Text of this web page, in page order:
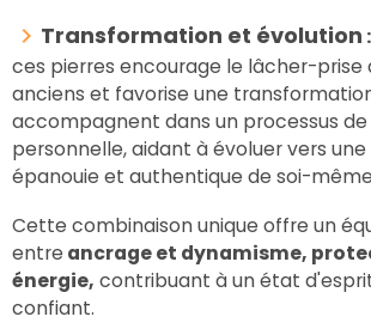
Transformation et évolution :
ces pierres encourage le lâcher-prise
anciens et favorise une
accompagnent dans un processus
personnelle, aidant à évoluer vers
épanouie et authentique de soi-
Cette combinaison unique offre un
entre ancrage et dynamisme,
énergie, contribuant à un état
confiant.